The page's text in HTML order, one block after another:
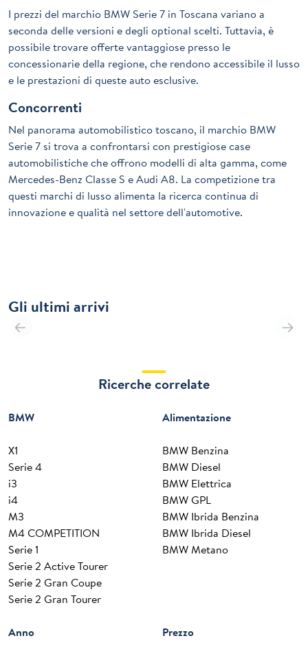
I prezzi del marchio BMW Serie 7 in Toscana variano a
seconda delle versioni e degli optional scelti. Tuttavia, è
possibile trovare offerte vantaggiose presso le
concessionarie della regione, che rendono accessibile il lusso
e le prestazioni di queste auto esclusive.
Concorrenti
Nel panorama automobilistico toscano, il marchio BMW
Serie 7 si trova a confrontarsi con prestigiose case
automobilistiche che offrono modelli di alta gamma, come
Mercedes-Benz Classe S e Audi A8. La competizione tra
questi marchi di lusso alimenta la ricerca continua di
innovazione e qualità nel settore dell'automotive.
Gli ultimi arrivi
Ricerche correlate
BMW
X1
Serie 4
i3
i4
M3
M4 COMPETITION
Serie 1
Serie 2 Active Tourer
Serie 2 Gran Coupe
Serie 2 Gran Tourer
Alimentazione
BMW Benzina
BMW Diesel
BMW Elettrica
BMW GPL
BMW Ibrida Benzina
BMW Ibrida Diesel
BMW Metano
Anno Prezzo